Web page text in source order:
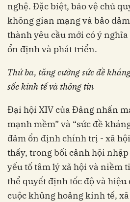
nghệ. Đặc biệt, bảo vệ chủ
không gian mạng và bảo
thành yêu cầu mới có ý
ổn định và phát triển.
Thứ ba, tăng cường sức đề
sốc kinh tế và thông tin
Đại hội XIV của Đảng nhấn
mạnh mềm” và “sức đề
đảm ổn định chính trị - xã
thấy, trong bối cảnh hội
yếu tố tâm lý xã hội và niềm
thể quyết định tốc độ và hiệu
cuộc khủng hoảng kinh tế,